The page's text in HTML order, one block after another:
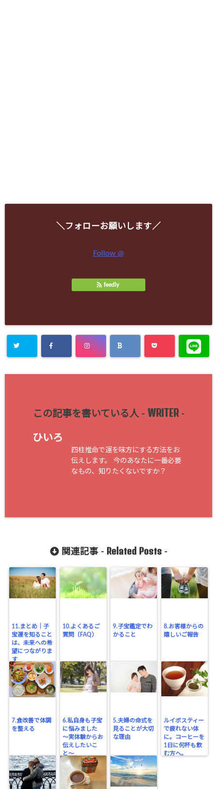
＼フォローお願いします／
Follow @
feedly
この記事を書いている人 - WRITER-
ひいろ
四柱推命で運を味方にする方法をお
伝えします。 今のあなたに一番必要
なもの、知りたくないですか？
関連記事 - Related Posts-
11.まとめ｜子
宝運を知ること
は、未来への希
望につながりま
す
10.よくあるご
質問（FAQ）
9.子宝鑑定でわ
かること
8.お客様からの
嬉しいご報告
7.食改善で体調
を整える
6.私自身も子宝
に悩みました
〜実体験からお
伝えしたいこ
と〜
5.夫婦の命式を
見ることが大切
な理由
ルイボスティー
で疲れない体
に。コーヒーを
1日に何杯も飲
む方へ。